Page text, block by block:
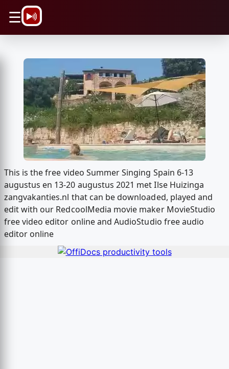
☰
This is the free video Summer Singing Spain 6-13
augustus en 13-20 augustus 2021 met Ilse Huizinga
zangvakanties.nl that can be downloaded, played and
edit with our RedcoolMedia movie maker MovieStudio
free video editor online and AudioStudio free audio
editor online